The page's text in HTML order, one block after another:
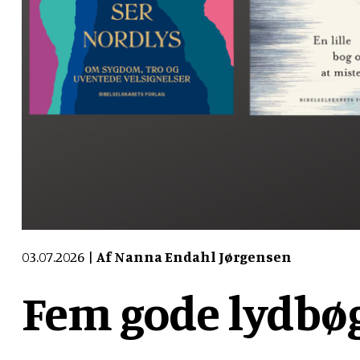
03.07.2026 Af Nanna Endahl Jørgensen
Fem gode